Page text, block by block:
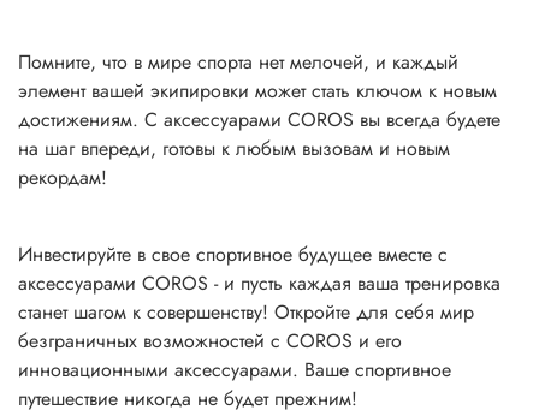
Помните, что в мире спорта нет мелочей, и каждый
элемент вашей экипировки может стать ключом к новым
достижениям. С аксессуарами COROS вы всегда будете
на шаг впереди, готовы к любым вызовам и новым
рекордам!
Инвестируйте в свое спортивное будущее вместе с
аксессуарами COROS - и пусть каждая ваша тренировка
станет шагом к совершенству! Откройте для себя мир
безграничных возможностей с COROS и его
инновационными аксессуарами. Ваше спортивное
путешествие никогда не будет прежним!